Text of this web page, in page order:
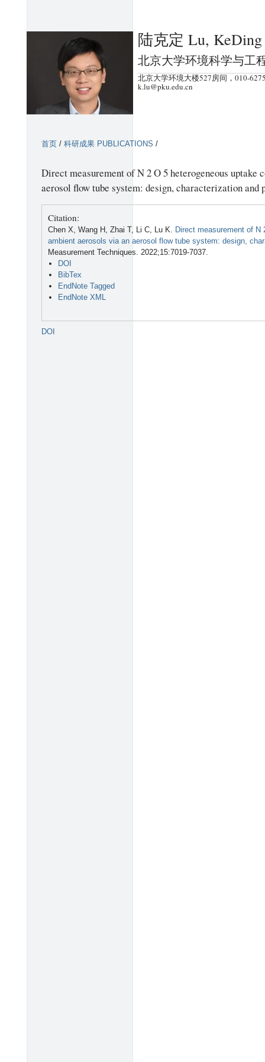
到
页
分
陆克定 Lu, KeDing
北京大学环境科学与工
北京大学环境大楼527房间，010-
k.lu@pku.edu.cn
首页 / 科研成果 PUBLICATIONS /
Direct measurement of N 2 O 5 heterogeneous uptake
aerosol flow tube system: design, characterization and
Citation:
Chen X, Wang H, Zhai T, Li C, Lu K. Direct measurement of
ambient aerosols via an aerosol flow tube system: design,
Measurement Techniques. 2022;15:7019-7037.
DOI
BibTex
EndNote Tagged
EndNote XML
DOI